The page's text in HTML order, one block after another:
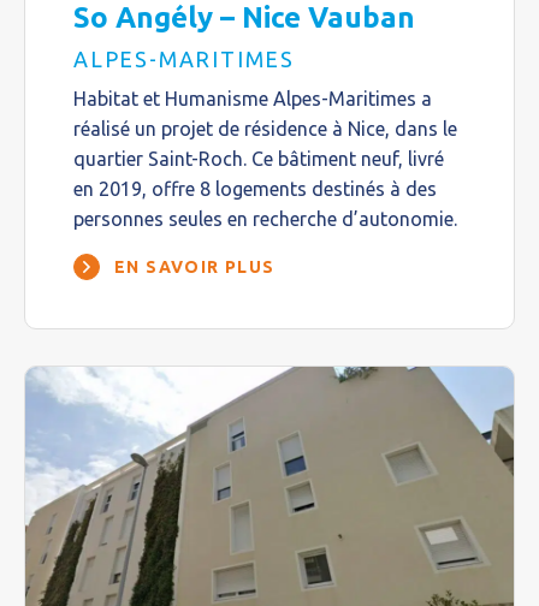
So Angély – Nice Vauban
ALPES-MARITIMES
Habitat et Humanisme Alpes-Maritimes a
réalisé un projet de résidence à Nice, dans le
quartier Saint-Roch. Ce bâtiment neuf, livré
en 2019, offre 8 logements destinés à des
personnes seules en recherche d’autonomie.
EN SAVOIR PLUS